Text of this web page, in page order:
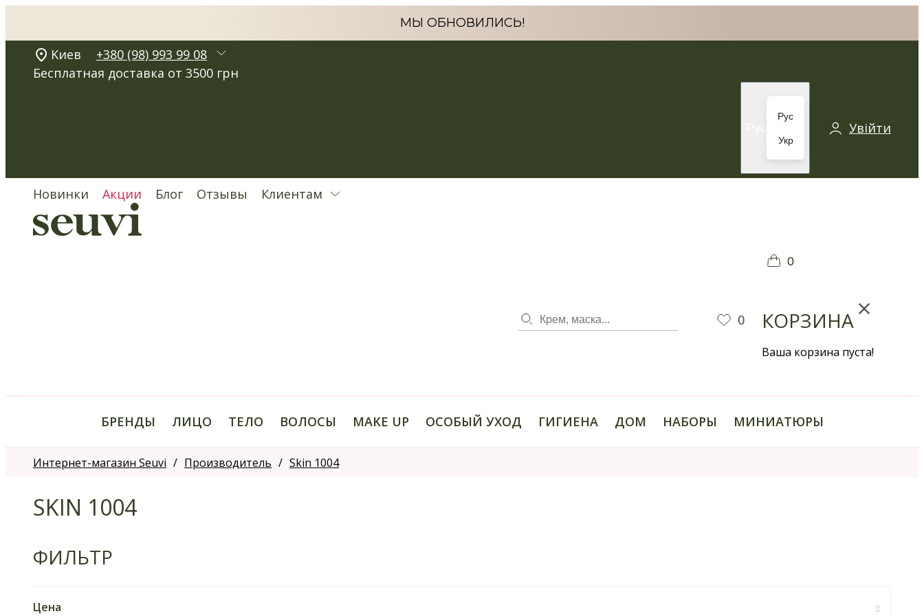
МЫ ОБНОВИЛИСЬ!
Kиев
+380 (98) 993 99 08
Бесплатная доставка от 3500 грн
Рус
Укр
Увійти
Новинки Акции Блог Отзывы Клиентам
0
0
КОРЗИНА
Ваша корзина пуста!
БРЕНДЫ ЛИЦО ТЕЛО ВОЛОСЫ MAKE UP ОСОБЫЙ УХОД ГИГИЕНА ДОМ НАБОРЫ МИНИАТЮРЫ
Интернет-магазин Seuvi Производитель Skin 1004
SKIN 1004
ФИЛЬТР
Цена